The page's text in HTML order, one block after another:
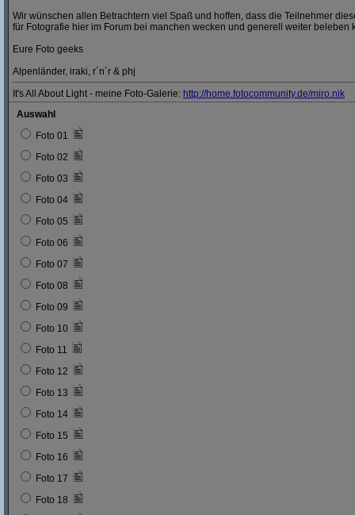
Wir wünschen allen Betrachtern viel Spaß und hoffen, dass die Teilnehmer
für Fotografie hier im Forum bei manchen wecken und generell weiter beleben
Eure Foto geeks
Alpenländer, iraki, r´n´r & phj
It's All About Light - meine Foto-Galerie: http://home.fotocommunity.de/miro.nik
Auswahl
Foto 01
Foto 02
Foto 03
Foto 04
Foto 05
Foto 06
Foto 07
Foto 08
Foto 09
Foto 10
Foto 11
Foto 12
Foto 13
Foto 14
Foto 15
Foto 16
Foto 17
Foto 18